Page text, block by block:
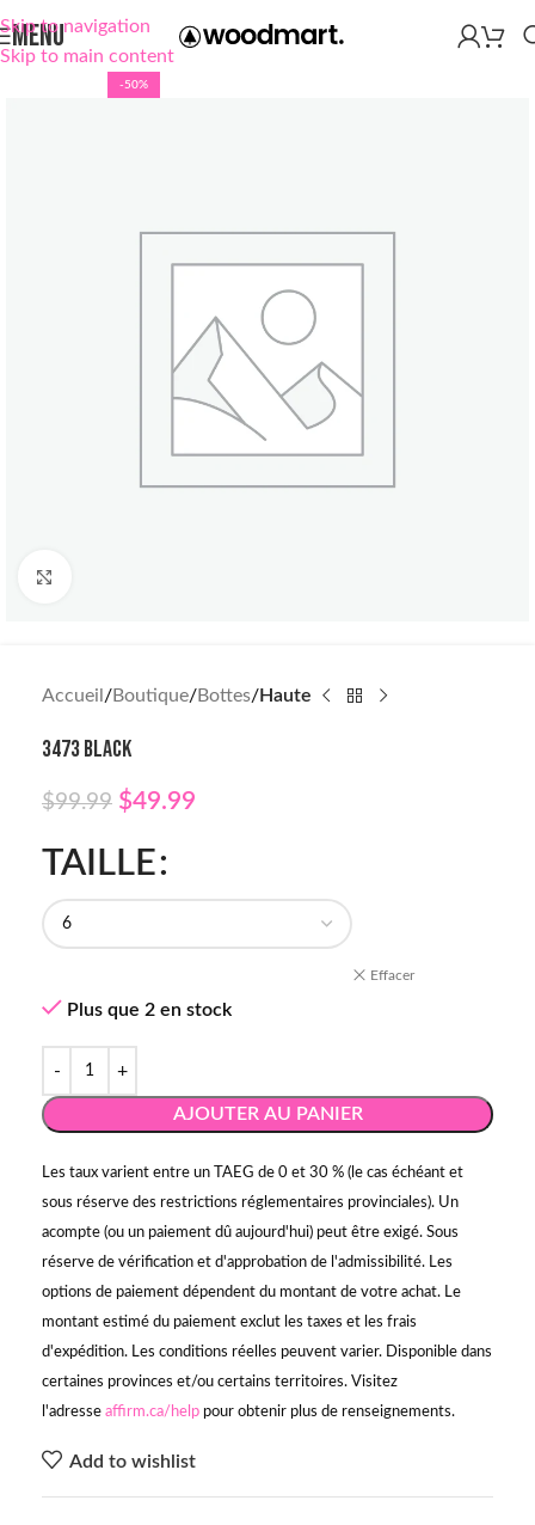
Skip to navigation
Skip to main content
MENU
-50%
Accueil Boutique Bottes Haute
3473 BLACK
$99.99 $49.99
TAILLE
Effacer
Plus que 2 en stock
AJOUTER AU PANIER
Les taux varient entre un TAEG de 0 et 30 % (le cas échéant et
sous réserve des restrictions réglementaires provinciales). Un
acompte (ou un paiement dû aujourd'hui) peut être exigé. Sous
réserve de vérification et d'approbation de l'admissibilité. Les
options de paiement dépendent du montant de votre achat. Le
montant estimé du paiement exclut les taxes et les frais
d'expédition. Les conditions réelles peuvent varier. Disponible dans
certaines provinces et/ou certains territoires. Visitez
l'adresse affirm.ca/help pour obtenir plus de renseignements.
Add to wishlist